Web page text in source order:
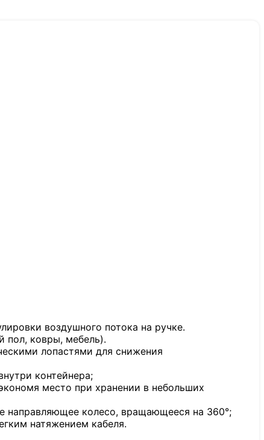
воздушного потока на ручке.
пол, ковры, мебель).
лопастями для снижения
контейнера;
место при хранении в небольших
направляющее колесо, вращающееся на 360°;
натяжением кабеля.